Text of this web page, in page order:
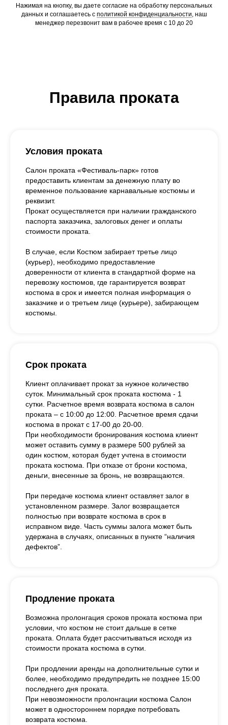
Нажимая на кнопку, вы даете согласие на обработку персональных
данных и соглашаетесь c политикой конфиденциальности, наш
менеджер перезвонит вам в рабочее время с 10 до 20
Правила проката
Условия проката
Салон проката «Фестиваль-парк» готов
предоставить клиентам за денежную плату во
временное пользование карнавальные костюмы и
реквизит.
Прокат осуществляется при наличии гражданского
паспорта заказчика, залоговых денег и оплаты
стоимости проката.
В случае, если Костюм забирает третье лицо
(курьер), необходимо предоставление
доверенности от клиента в стандартной форме на
перевозку костюмов, где гарантируется возврат
костюма в срок и имеется полная информация о
заказчике и о третьем лице (курьере), забирающем
костюмы.
Срок проката
Клиент оплачивает прокат за нужное количество
суток. Минимальный срок проката костюма - 1
сутки. Расчетное время возврата костюма в салон
проката – с 10:00 до 12:00. Расчетное время сдачи
костюма в прокат с 17-00 до 20-00.
При необходимости бронирования костюма клиент
может оставить сумму в размере 500 рублей за
один костюм, которая будет учтена в стоимости
проката костюма. При отказе от брони костюма,
деньги, внесенные за бронь, не возвращаются.
При передаче костюма клиент оставляет залог в
установленном размере. Залог возвращается
полностью при возврате костюма в срок в
исправном виде. Часть суммы залога может быть
удержана в случаях, описанных в пункте “наличия
дефектов”.
Продление проката
Возможна пролонгация сроков проката костюма при
условии, что костюм не стоит дальше в сетке
проката. Оплата будет рассчитываться исходя из
стоимости проката костюма в сутки.
При продлении аренды на дополнительные сутки и
более, необходимо предупредить не позднее 15:00
последнего дня проката.
При невозможности пролонгации костюма Салон
может в одностороннем порядке потребовать
возврата костюма.